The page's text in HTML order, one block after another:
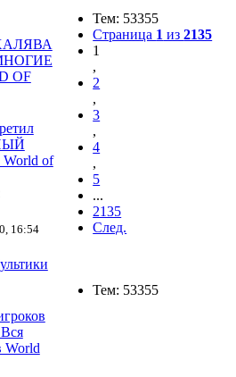
Тем: 53355
Страница 1 из2135
1
,
2
,
3
,
4
,
5
...
2135
След.
Тем: 53355
OF
of
16:54
World